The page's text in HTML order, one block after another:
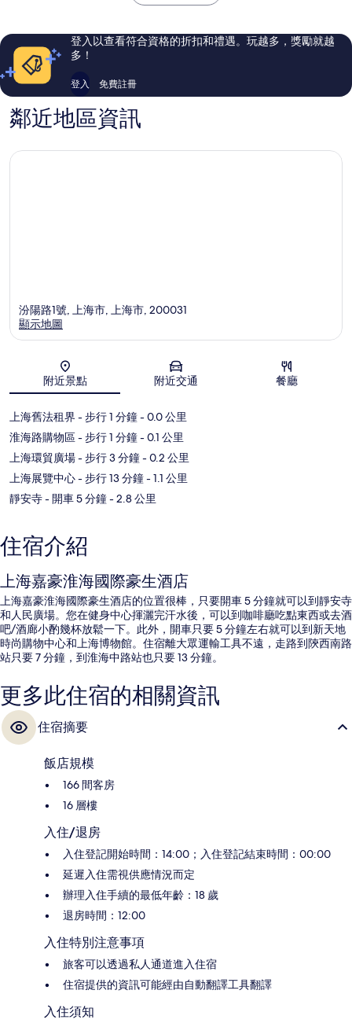
評
論
評
論
登入以查看符合資格的折扣和禮遇。玩越多，獎勵就越
多！
登入 免費註冊
鄰近地區資訊
地圖
汾陽路1號, 上海市, 上海市, 200031
顯示地圖
附近景點 附近交通 餐廳
上海舊法租界 - 步行 1 分鐘- 0.0 公里
淮海路購物區- 步行 1 分鐘- 0.1 公里
上海環貿廣場- 步行 3 分鐘- 0.2 公里
上海展覽中心- 步行 13 分鐘- 1.1 公里
靜安寺- 開車 5 分鐘- 2.8 公里
住宿介紹
上海嘉豪淮海國際豪生酒店
上海嘉豪淮海國際豪生酒店的位置很棒，只要開車 5 分鐘就可以到靜安寺
和人民廣場。您在健身中心揮灑完汗水後，可以到咖啡廳吃點東西或去酒
吧/酒廊小酌幾杯放鬆一下。此外，開車只要 5 分鐘左右就可以到新天地
時尚購物中心和上海博物館。住宿離大眾運輸工具不遠，走路到陝西南路
站只要 7 分鐘，到淮海中路站也只要 13 分鐘。
更多此住宿的相關資訊
住宿摘要
飯店規模
166 間客房
16 層樓
入住/退房
入住登記開始時間：14:00；入住登記結束時間：00:00
延遲入住需視供應情況而定
辦理入住手續的最低年齡：18 歲
退房時間：12:00
入住特別注意事項
旅客可以透過私人通道進入住宿
住宿提供的資訊可能經由自動翻譯工具翻譯
入住須知